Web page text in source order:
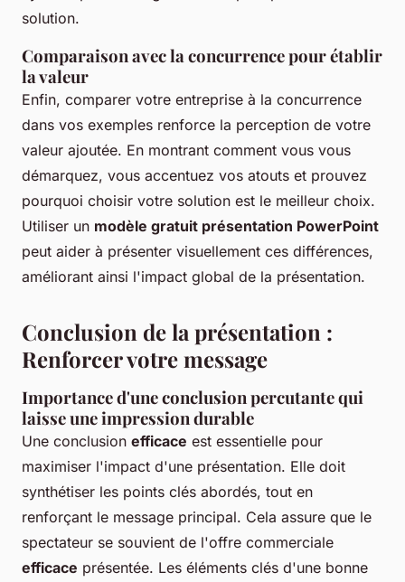
solution.
Comparaison avec la concurrence pour établir
la valeur
Enfin, comparer votre entreprise à la concurrence
dans vos exemples renforce la perception de votre
valeur ajoutée. En montrant comment vous vous
démarquez, vous accentuez vos atouts et prouvez
pourquoi choisir votre solution est le meilleur choix.
Utiliser un modèle gratuit présentation PowerPoint
peut aider à présenter visuellement ces différences,
améliorant ainsi l'impact global de la présentation.
Conclusion de la présentation :
Renforcer votre message
Importance d'une conclusion percutante qui
laisse une impression durable
Une conclusion efficace est essentielle pour
maximiser l'impact d'une présentation. Elle doit
synthétiser les points clés abordés, tout en
renforçant le message principal. Cela assure que le
spectateur se souvient de l'offre commerciale
efficace présentée. Les éléments clés d'une bonne